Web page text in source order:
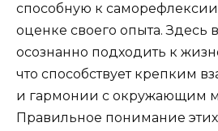
способную к
оценке своего опыта. Здесь
осознанно подходить к
что способствует крепким
и гармонии с окружающим
Правильное понимание этих